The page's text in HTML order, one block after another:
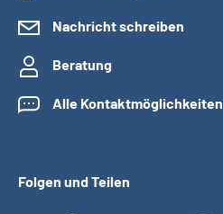
Nachricht schreiben
Beratung
Alle Kontaktmöglichkeiten
Folgen und Teilen